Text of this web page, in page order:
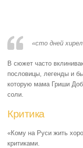
«сто дней
В сюжет часто
пословицы, легенды и
которую мама Гриши
соли.
Критика
«Кому на Руси жить
критиками.